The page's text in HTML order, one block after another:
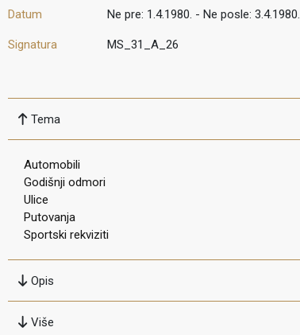
Datum Ne pre: 1.4.1980. - Ne posle: 3.4.1980.
Signatura MS_31_A_26
Tema
Automobili
Godišnji odmori
Ulice
Putovanja
Sportski rekviziti
Opis
Više